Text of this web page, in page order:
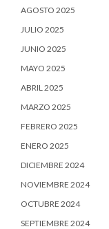
AGOSTO 2025
JULIO 2025
JUNIO 2025
MAYO 2025
ABRIL 2025
MARZO 2025
FEBRERO 2025
ENERO 2025
DICIEMBRE 2024
NOVIEMBRE 2024
OCTUBRE 2024
SEPTIEMBRE 2024